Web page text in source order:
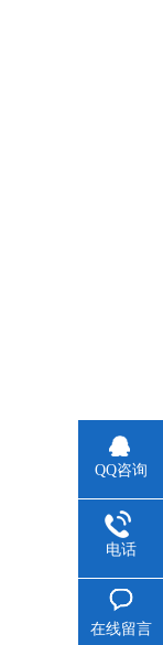
QQ咨询
电话
在线留言